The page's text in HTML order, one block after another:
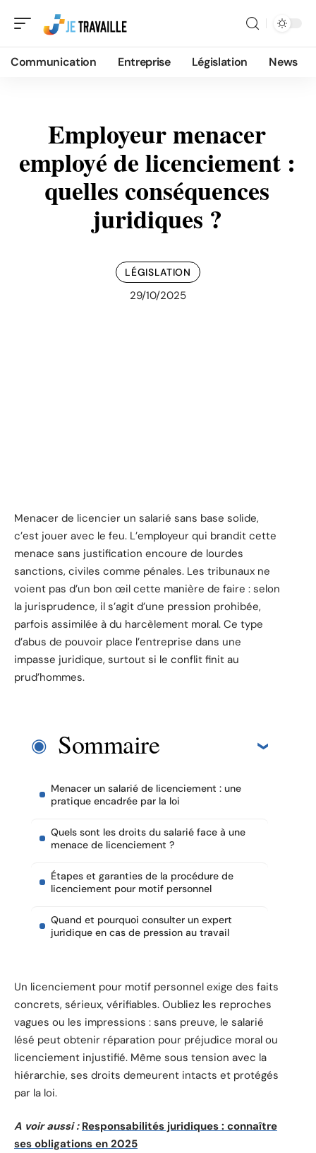
Communication Entreprise Législation News
Employeur menacer
employé de licenciement :
quelles conséquences
juridiques ?
LÉGISLATION
29/10/2025
Menacer de licencier un salarié sans base solide,
c’est jouer avec le feu. L’employeur qui brandit cette
menace sans justification encoure de lourdes
sanctions, civiles comme pénales. Les tribunaux ne
voient pas d’un bon œil cette manière de faire : selon
la jurisprudence, il s’agit d’une pression prohibée,
parfois assimilée à du harcèlement moral. Ce type
d’abus de pouvoir place l’entreprise dans une
impasse juridique, surtout si le conflit finit au
prud’hommes.
Sommaire
Menacer un salarié de licenciement : une
pratique encadrée par la loi
Quels sont les droits du salarié face à une
menace de licenciement ?
Étapes et garanties de la procédure de
licenciement pour motif personnel
Quand et pourquoi consulter un expert
juridique en cas de pression au travail
Un licenciement pour motif personnel exige des faits
concrets, sérieux, vérifiables. Oubliez les reproches
vagues ou les impressions : sans preuve, le salarié
lésé peut obtenir réparation pour préjudice moral ou
licenciement injustifié. Même sous tension avec la
hiérarchie, ses droits demeurent intacts et protégés
par la loi.
A voir aussi : Responsabilités juridiques : connaître
ses obligations en 2025